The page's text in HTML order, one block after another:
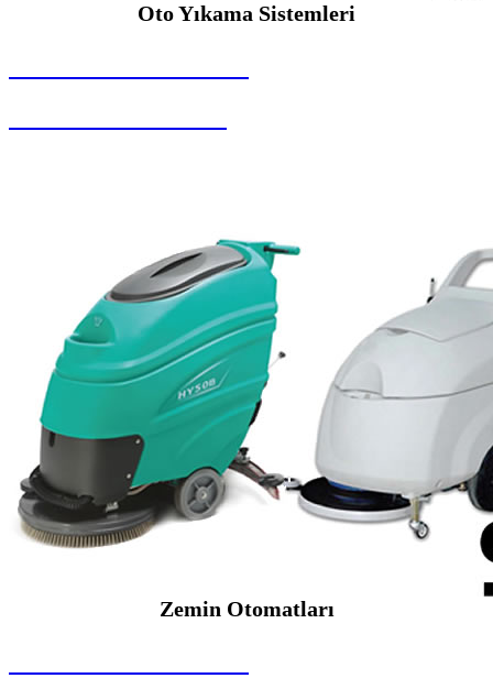
Oto Yıkama Sistemleri
Zemin Otomatları